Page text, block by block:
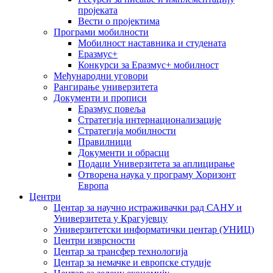
пројеката
Вести о пројектима
Програми мобилности
Мобилност наставника и студената
Еразмус+
Конкурси за Еразмус+ мобилност
Међународни уговори
Рангирање универзитета
Документи и прописи
Еразмус повеља
Стратегија интернационализације
Стратегија мобилности
Правилници
Документи и обрасци
Подаци Универзитета за аплицирање
Отворена наука у програму Хоризонт
Европа
Центри
Центар за научно истраживачки рад САНУ и
Универзитета у Крагујевцу
Универзитетски информатички центар (УНИЦ)
Центри изврсности
Центар за трансфер технологија
Центар за немачке и европске студије